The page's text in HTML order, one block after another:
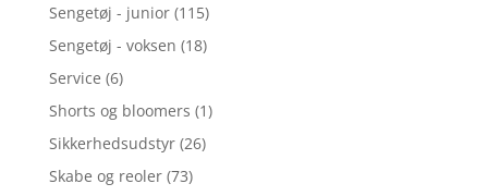
Sengetøj - junior (115)
Sengetøj - voksen (18)
Service (6)
Shorts og bloomers (1)
Sikkerhedsudstyr (26)
Skabe og reoler (73)